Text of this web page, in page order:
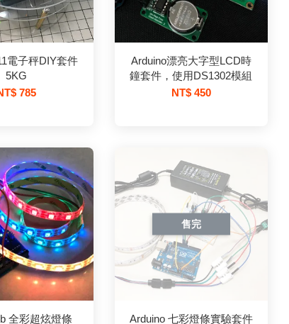
電子秤DIY套件
5KG
785
Arduino漂亮大字型LCD時
鐘套件，使用DS1302模組
NT$ 450
全彩超炫燈條
售完
Arduino 七彩燈條實驗套件